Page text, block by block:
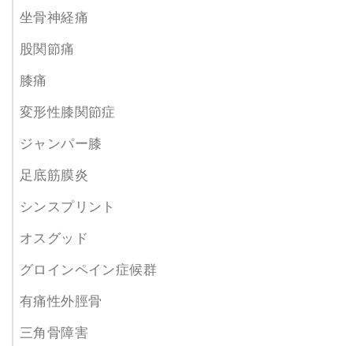
坐骨神経痛
股関節痛
膝痛
変形性膝関節症
ジャンパー膝
足底筋膜炎
シンスプリント
オスグッド
グロインペイン症候群
有痛性外脛骨
三角骨障害